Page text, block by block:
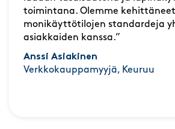
toimintana. Olemme kehittäneet
monikäyttötilojen standardeja
asiakkaiden kanssa.”
Anssi Asiakinen
Verkkokauppamyyjä, Keuruu